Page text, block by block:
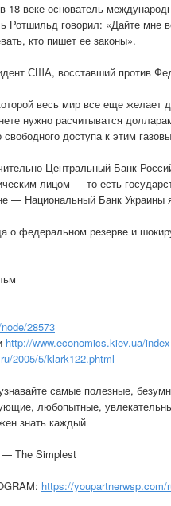
веке основатель
говорил: «Дайте мне
кто пишет ее законы».
США, восставший против
весь мир все еще желает
нужно расчитыватся
доступа к этим
Центральный Банк
лицом — то есть
— Национальный Банк Украины
о федеральном резерве и
28573
http://www.economics.kiev.ua/
2005/5/klark122.phtml
самые полезные,
любопытные,
знать каждый
The Simplest
https://youpartnerwsp.com/